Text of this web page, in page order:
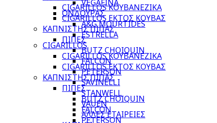
CIGARILLOS ΚΟΥΒΑΝΕΖΙΚΑ
CIGARILLOS ΕΚΤΟΣ ΚΟΥΒΑΣ
ΚΑΠΝΙΣΤΗΣ ΠΙΠΑΣ
ΠΙΠΕΣ
BUTZ CHOIQUIN
FALCON
PETERSON
SAVINELLI
STANWELL
VAUEN
ΑΛΛΕΣ ΕΤΑΙΡΕΙΕΣ
VEGAFINA
ΟΝΔΟΥΡΑΣ
A&G MOURTIDES
ESTRELLA
CIGARILLOS
CIGARILLOS ΚΟΥΒΑΝΕΖΙΚΑ
CIGARILLOS ΕΚΤΟΣ ΚΟΥΒΑΣ
ΚΑΠΝΙΣΤΗΣ ΠΙΠΑΣ
ΠΙΠΕΣ
BUTZ CHOIQUIN
FALCON
PETERSON